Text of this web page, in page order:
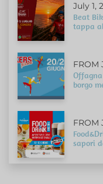
July 1,
Beat
tappa
FROM
borgo
FROM
sapori